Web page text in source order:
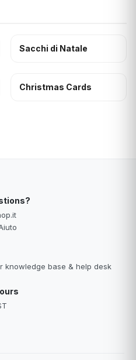
Sacchi di Natale
Christmas Cards
knowledge base & help desk